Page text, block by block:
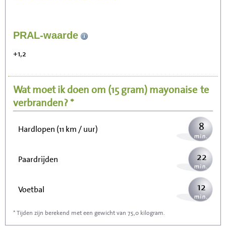
PRAL-waarde
+1,2
Wat moet ik doen om (15 gram)mayonaise te
verbranden? *
Zitten, tv kijken
Wandelen (5 km/uur) 20
Hardlopen (11 km / uur) 8
Paardrijden 22
Voetbal 12
Stofzuigen
* Tijden zijn berekend met een gewicht van 75,0 kilogram.